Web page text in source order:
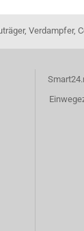
Verdampfer,